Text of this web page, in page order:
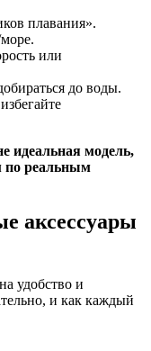
плавания».
или
до воды.
идеальная модель,
по реальным
аксессуары
удобство и
и как каждый